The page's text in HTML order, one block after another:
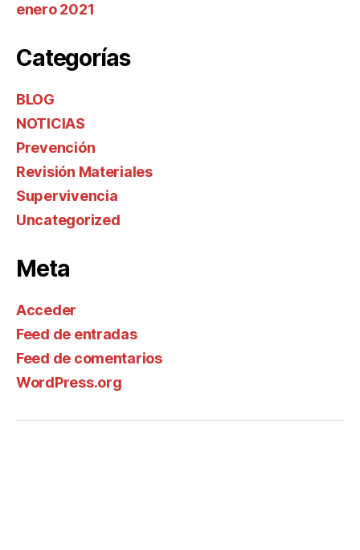
enero 2021
Categorías
BLOG
NOTICIAS
Prevención
Revisión Materiales
Supervivencia
Uncategorized
Meta
Acceder
Feed de entradas
Feed de comentarios
WordPress.org